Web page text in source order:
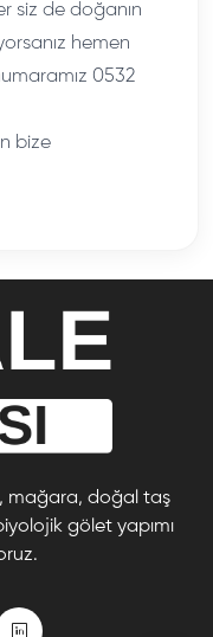
siz de doğanın
hemen
0532
bize
mağara, doğal taş
gölet yapımı